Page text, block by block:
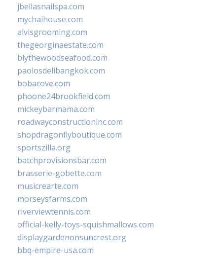
jbellasnailspa.com
mychaihouse.com
alvisgrooming.com
thegeorginaestate.com
blythewoodseafood.com
paolosdelibangkok.com
bobacove.com
phoone24brookfield.com
mickeybarmama.com
roadwayconstructioninc.com
shopdragonflyboutique.com
sportszilla.org
batchprovisionsbar.com
brasserie-gobette.com
musicrearte.com
morseysfarms.com
riverviewtennis.com
official-kelly-toys-squishmallows.com
displaygardenonsuncrest.org
bbq-empire-usa.com